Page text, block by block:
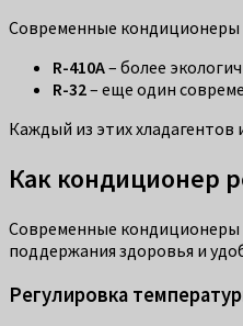
Современные кондиционеры
R-410A– более
R-32– еще один
Каждый из этих
Как кондиционер
Современные кондиционеры
поддержания здоровья и
Регулировка